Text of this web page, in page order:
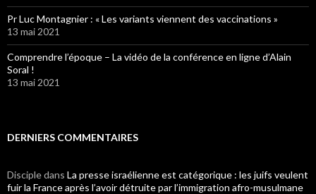
Pr Luc Montagnier : « Les variants viennent des vaccinations »
13 mai 2021
Comprendre l’époque – La vidéo de la conférence en ligne d’Alain
Soral !
13 mai 2021
DERNIERS COMMENTAIRES
Discipledans La presse israélienne est catégorique : les juifs veulent
fuir la France après l’avoir détruite par l’immigration afro-musulmane